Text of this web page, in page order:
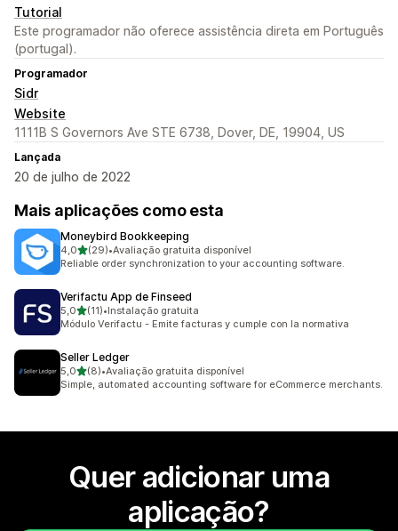
Tutorial
Este programador não oferece assistência direta em Português
(portugal).
Programador
Sidr
Website
1111B S Governors Ave STE 6738, Dover, DE, 19904, US
Lançada
20 de julho de 2022
Mais aplicações como esta
Moneybird Bookkeeping
4,0de 5 estrelas
(29)
29 total de avaliações
•Avaliação gratuita disponível
Reliable order synchronization to your accounting software.
Verifactu App de Finseed
5,0de 5 estrelas
(11)
11 total de avaliações
•Instalação gratuita
Módulo Verifactu - Emite facturas y cumple con la normativa
Seller Ledger
5,0de 5 estrelas
(8)
8 total de avaliações
•Avaliação gratuita disponível
Simple, automated accounting software for eCommerce merchants.
Quer adicionar uma
aplicação?